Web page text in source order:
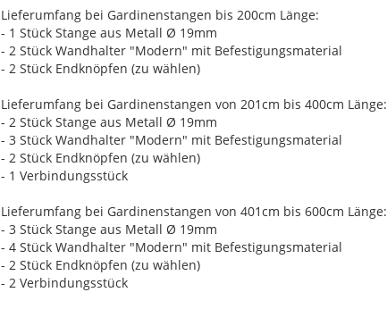
Lieferumfang bei Gardinenstangen bis 200cm Länge:
- 1 Stück Stange aus Metall Ø 19mm
- 2 Stück Wandhalter "Modern" mit Befestigungsmaterial
- 2 Stück Endknöpfen (zu wählen)
Lieferumfang bei Gardinenstangen von 201cm bis 400cm Länge:
- 2 Stück Stange aus Metall Ø 19mm
- 3 Stück Wandhalter "Modern" mit Befestigungsmaterial
- 2 Stück Endknöpfen (zu wählen)
- 1 Verbindungsstück
Lieferumfang bei Gardinenstangen von 401cm bis 600cm Länge:
- 3 Stück Stange aus Metall Ø 19mm
- 4 Stück Wandhalter "Modern" mit Befestigungsmaterial
- 2 Stück Endknöpfen (zu wählen)
- 2 Verbindungsstück